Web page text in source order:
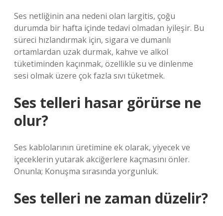
Ses netliğinin ana nedeni olan largitis, çoğu
durumda bir hafta içinde tedavi olmadan iyileşir. Bu
süreci hızlandırmak için, sigara ve dumanlı
ortamlardan uzak durmak, kahve ve alkol
tüketiminden kaçınmak, özellikle su ve dinlenme
sesi olmak üzere çok fazla sıvı tüketmek.
Ses telleri hasar görürse ne
olur?
Ses kablolarının üretimine ek olarak, yiyecek ve
içeceklerin yutarak akciğerlere kaçmasını önler.
Onunla; Konuşma sırasında yorgunluk.
Ses telleri ne zaman düzelir?